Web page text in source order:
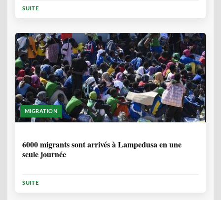
SUITE
MIGRATION
6000 migrants sont arrivés à Lampedusa en une
seule journée
SUITE